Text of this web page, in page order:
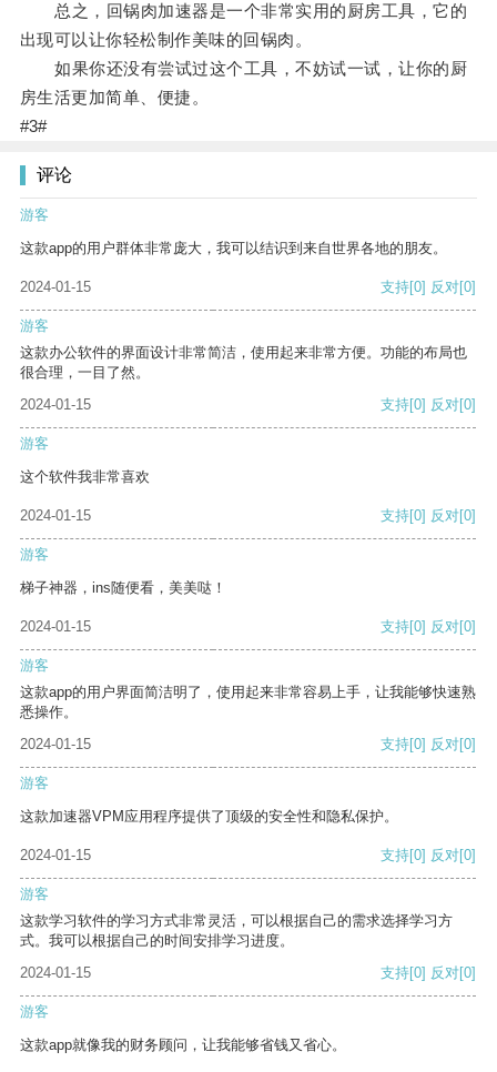
总之，回锅肉加速器是一个非常实用的厨房工具，它的
出现可以让你轻松制作美味的回锅肉。
如果你还没有尝试过这个工具，不妨试一试，让你的厨
房生活更加简单、便捷。
#3#
评论
游客
这款app的用户群体非常庞大，我可以结识到来自世界各地的朋友。
2024-01-15 支持[0] 反对[0]
游客
这款办公软件的界面设计非常简洁，使用起来非常方便。功能的布局也
很合理，一目了然。
2024-01-15
支持[0] 反对[0]
游客
这个软件我非常喜欢
2024-01-15 支持[0] 反对[0]
游客
梯子神器，ins随便看，美美哒！
2024-01-15 支持[0] 反对[0]
游客
这款app的用户界面简洁明了，使用起来非常容易上手，让我能够快速熟
悉操作。
2024-01-15
支持[0] 反对[0]
游客
这款加速器VPM应用程序提供了顶级的安全性和隐私保护。
2024-01-15 支持[0] 反对[0]
游客
这款学习软件的学习方式非常灵活，可以根据自己的需求选择学习方
式。我可以根据自己的时间安排学习进度。
2024-01-15
支持[0] 反对[0]
游客
这款app就像我的财务顾问，让我能够省钱又省心。